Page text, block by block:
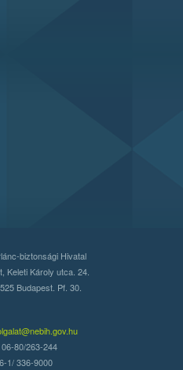
biztonsági Hivatal
Keleti Károly utca. 24.
Budapest. Pf. 30.
80/263-244
1/ 336-9000